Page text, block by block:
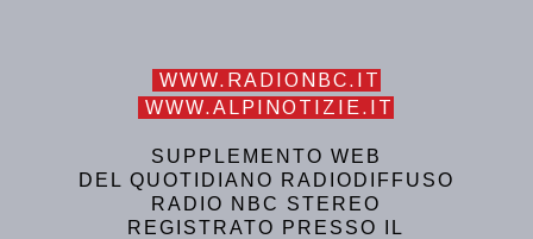
WWW.RADIONBC.IT
WWW.ALPINOTIZIE.IT
SUPPLEMENTO WEB
DEL QUOTIDIANO RADIODIFFUSO
RADIO NBC STEREO
REGISTRATO PRESSO IL